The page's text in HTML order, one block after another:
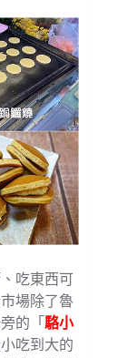
吃東西可
場除了魯
的「 駱小
吃到大的